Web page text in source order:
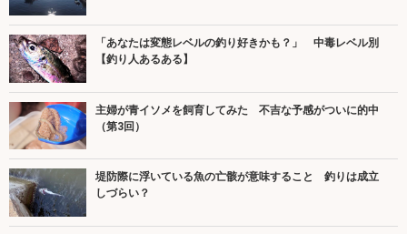
「あなたは変態レベルの釣り好きかも？」 中毒レベル別
【釣り人あるある】
主婦が青イソメを飼育してみた 不吉な予感がついに的中
（第3回）
堤防際に浮いている魚の亡骸が意味すること 釣りは成立
しづらい？